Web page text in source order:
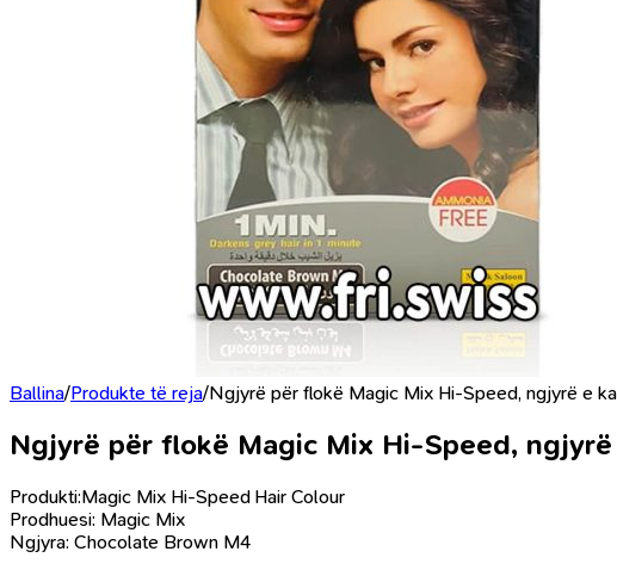
Ballina/Produkte të reja/Ngjyrë për flokë Magic Mix Hi-Speed, ngjyrë e
Ngjyrë për flokë Magic Mix Hi-Speed,
Produkti:Magic Mix Hi-Speed Hair Colour
Prodhuesi: Magic Mix
Ngjyra: Chocolate Brown M4